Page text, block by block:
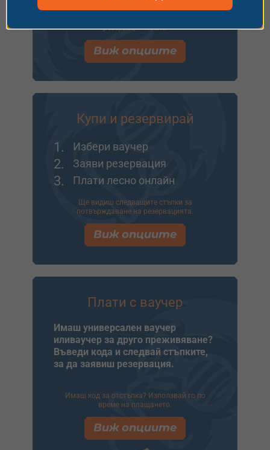
резервация после.
Виж опциите
Купи и резервирай
1. Избери ваучер
2. Заяви резервация
3. Плати лесно онлайн
Ще видиш следващите стъпки за
потвърждаване на резервацията.
Виж опциите
Плати с ваучер
Имаш универсален ваучер
иливаучер за друго преживяване?
Въведи кода и следвай стъпките,
за да заявиш резервация.
Имаш код за отстъпка? Използвай го по
време на плащането.
Виж опциите